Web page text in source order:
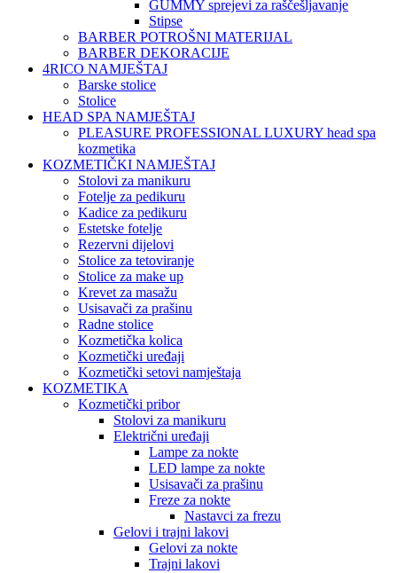
GUMMY sprejevi za raščešljavanje
Stipse
BARBER POTROŠNI MATERIJAL
BARBER DEKORACIJE
4RICO NAMJEŠTAJ
Barske stolice
Stolice
HEAD SPA NAMJEŠTAJ
PLEASURE PROFESSIONAL LUXURY head spa
kozmetika
KOZMETIČKI NAMJEŠTAJ
Stolovi za manikuru
Fotelje za pedikuru
Kadice za pedikuru
Estetske fotelje
Rezervni dijelovi
Stolice za tetoviranje
Stolice za make up
Krevet za masažu
Usisavači za prašinu
Radne stolice
Kozmetička kolica
Kozmetički uređaji
Kozmetički setovi namještaja
KOZMETIKA
Kozmetički pribor
Stolovi za manikuru
Električni uređaji
Lampe za nokte
LED lampe za nokte
Usisavači za prašinu
Freze za nokte
Nastavci za frezu
Gelovi i trajni lakovi
Gelovi za nokte
Trajni lakovi